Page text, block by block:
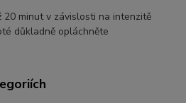
20 minut v závislosti na intenzitě
důkladně opláchněte